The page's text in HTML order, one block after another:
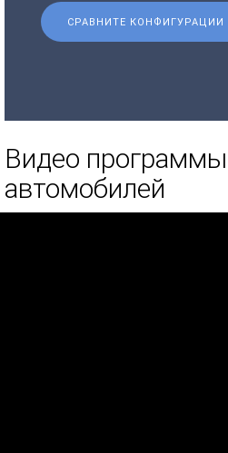
СРАВНИТЕ КОНФИГУРАЦИИ
Видео
автомобилей